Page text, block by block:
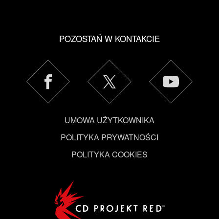
POZOSTAŃ W KONTAKCIE
UMOWA UŻYTKOWNIKA
POLITYKA PRYWATNOŚCI
POLITYKA COOKIES